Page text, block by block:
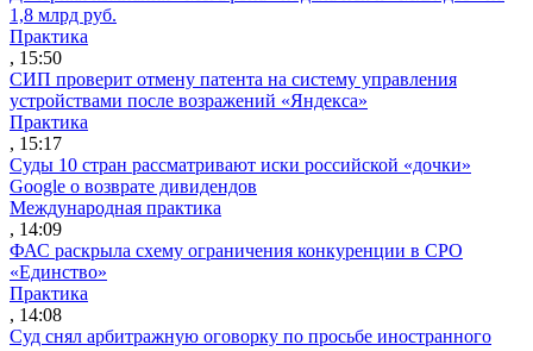
1,8 млрд руб.
Практика
, 15:50
СИП проверит отмену патента на систему управления
устройствами после возражений «Яндекса»
Практика
, 15:17
Суды 10 стран рассматривают иски российской «дочки»
Google о возврате дивидендов
Международная практика
, 14:09
ФАС раскрыла схему ограничения конкуренции в СРО
«Единство»
Практика
, 14:08
Суд снял арбитражную оговорку по просьбе иностранного